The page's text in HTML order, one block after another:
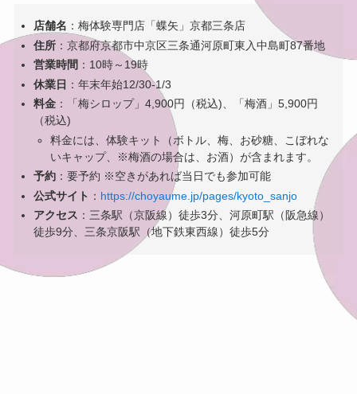
店舗名 ：梅体験専門店「蝶矢」京都三条店
住所 ：京都府京都市中京区三条通河原町東入中島町87番地
営業時間 ：10時～19時
休業日 ：年末年始12/30-1/3
料金 ：「梅シロップ」4,900円（税込)、「梅酒」5,900円
（税込)
料金には、体験キット（ボトル、梅、お砂糖、こぼれな
いキャップ、※梅酒の場合は、お酒）が含まれます。
予約 ：要予約 ※空きがあれば当日でも参加可能
公式サイト ： https://choyaume.jp/pages/kyoto_sanjo
アクセス ：三条駅（京阪線）徒歩3分、河原町駅（阪急線）
徒歩9分、三条京阪駅（地下鉄東西線）徒歩5分